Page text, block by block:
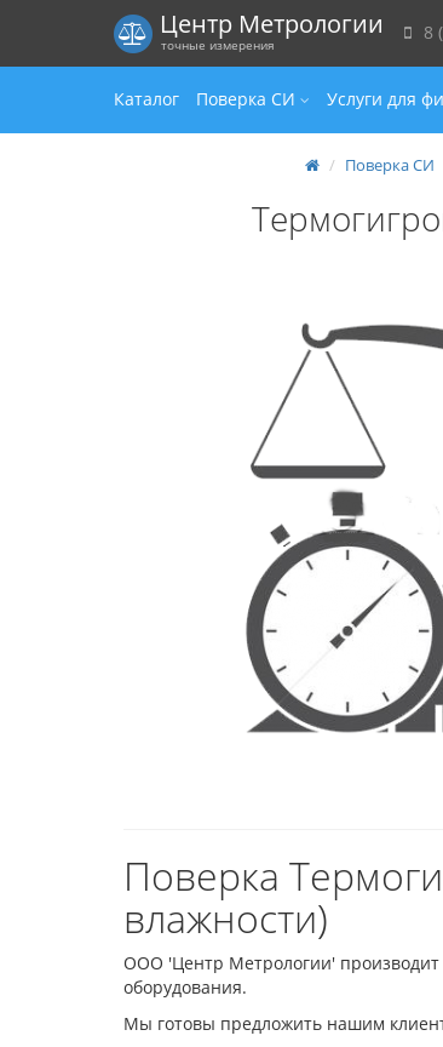
Центр Метрологии
точные измерения
8
Каталог Поверка СИ Услуги для
Поверка СИ
Поверка
влажности)
ООО 'Центр Метрологии' производит
оборудования.
Мы готовы предложить нашим